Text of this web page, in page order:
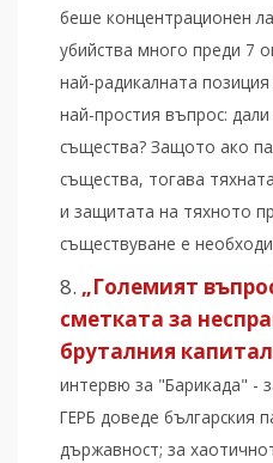
беше концентрационен
убийства много преди 7
най-радикалната
най-простия въпрос:
същества? Защото ако
същества, тогава
и защитата на тяхното
съществуване е
„Големият
сметката за
бруталния
интервю за "Барикада" -
ГЕРБ доведе българския
държавност; за